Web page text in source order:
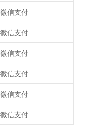
微信支付
微信支付
微信支付
微信支付
微信支付
微信支付